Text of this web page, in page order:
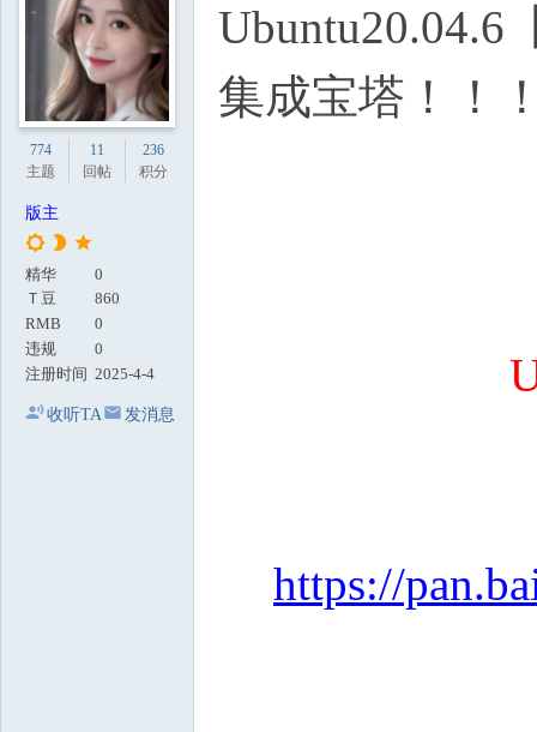
774
主题
11
回帖
236
积分
版主
精华
0
Ｔ豆
860
RMB
0
违规
0
注册时间 2025-4-4
收听TA 发消息
Ubuntu20.04.6
集成宝塔！！
https://